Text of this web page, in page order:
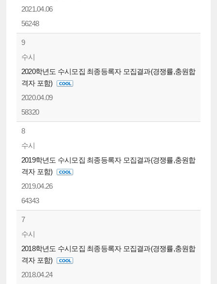
2021.04.06
56248
9
수시
2020학년도 수시모집 최종등록자 모집결과(경쟁률,충원합
격자 포함)
2020.04.09
58320
8
수시
2019학년도 수시모집 최종등록자 모집결과(경쟁률,충원합
격자 포함)
2019.04.26
64343
7
수시
2018학년도 수시모집 최종등록자 모집결과(경쟁률,충원합
격자 포함)
2018.04.24